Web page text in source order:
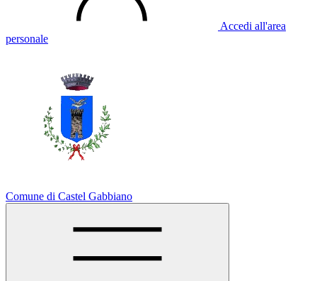
Accedi all'area
personale
Comune di Castel Gabbiano